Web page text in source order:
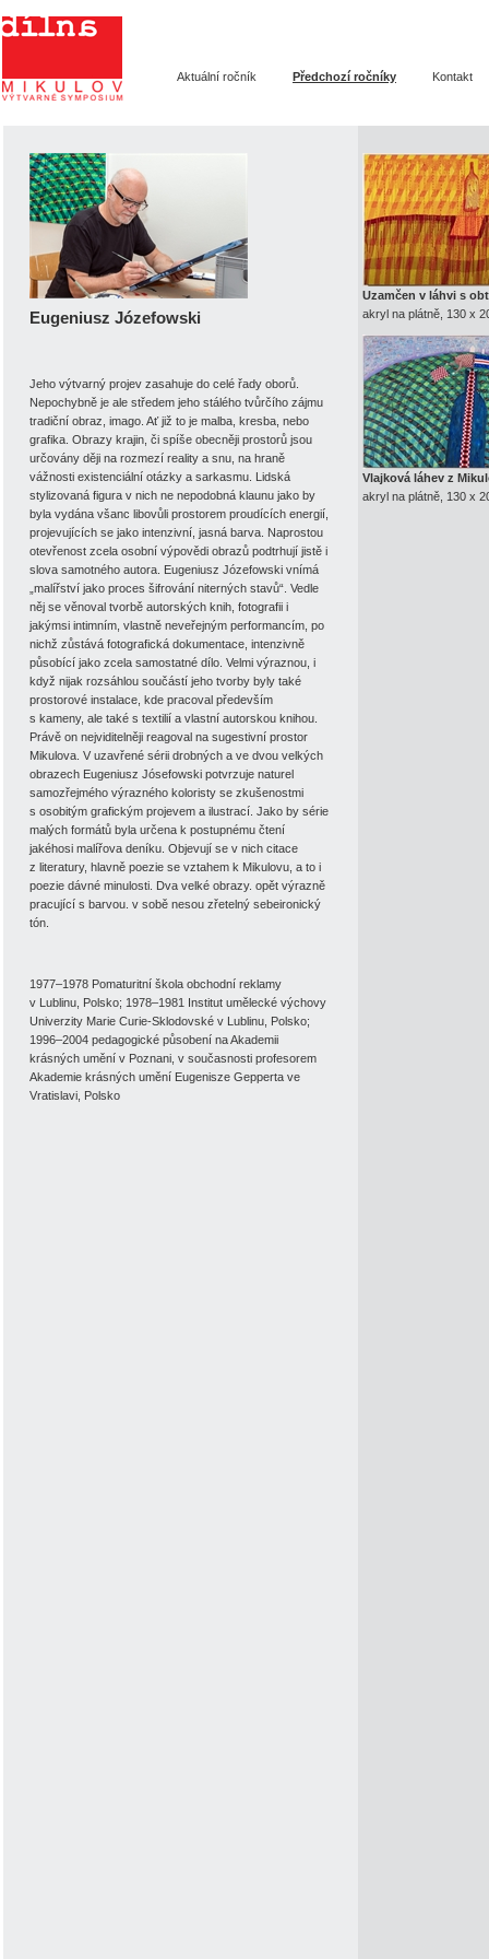
Dílna Mikulov -
Výtvarné symposium
Aktuální ročník Předchozí ročníky Kontakt
Eugeniusz Józefowski
Jeho výtvarný projev zasahuje do celé řady oborů.
Nepochybně je ale středem jeho stálého tvůrčího zájmu
tradiční obraz, imago. Ať již to je malba, kresba, nebo
grafika. Obrazy krajin, či spíše obecněji prostorů jsou
určovány ději na rozmezí reality a snu, na hraně
vážnosti existenciální otázky a sarkasmu. Lidská
stylizovaná figura v nich ne nepodobná klaunu jako by
byla vydána všanc libovůli prostorem proudících energií,
projevujících se jako intenzivní, jasná barva. Naprostou
otevřenost zcela osobní výpovědi obrazů podtrhují jistě i
slova samotného autora. Eugeniusz Józefowski vnímá
„malířství jako proces šifrování niterných stavů“. Vedle
něj se věnoval tvorbě autorských knih, fotografii i
jakýmsi intimním, vlastně neveřejným performancím, po
nichž zůstává fotografická dokumentace, intenzivně
působící jako zcela samostatné dílo. Velmi výraznou, i
když nijak rozsáhlou součástí jeho tvorby byly také
prostorové instalace, kde pracoval především
s kameny, ale také s textilií a vlastní autorskou knihou.
Právě on nejviditelněji reagoval na sugestivní prostor
Mikulova. V uzavřené sérii drobných a ve dvou velkých
obrazech Eugeniusz Jósefowski potvrzuje naturel
samozřejmého výrazného koloristy se zkušenostmi
s osobitým grafickým projevem a ilustrací. Jako by série
malých formátů byla určena k postupnému čtení
jakéhosi malířova deníku. Objevují se v nich citace
z literatury, hlavně poezie se vztahem k Mikulovu, a to i
poezie dávné minulosti. Dva velké obrazy. opět výrazně
pracující s barvou. v sobě nesou zřetelný sebeironický
tón.
1977–1978 Pomaturitní škola obchodní reklamy
v Lublinu, Polsko; 1978–1981 Institut umělecké výchovy
Univerzity Marie Curie-Sklodovské v Lublinu, Polsko;
1996–2004 pedagogické působení na Akademii
krásných umění v Poznani, v současnosti profesorem
Akademie krásných umění Eugenisze Gepperta ve
Vratislavi, Polsko
Uzamčen v láhvi s
akryl na plátně, 130 x
Vlajková láhev z
akryl na plátně, 130 x